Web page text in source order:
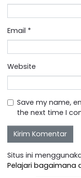
Email *
Website
Save my name,
the next time I
Situs ini
Pelajari bagaimana